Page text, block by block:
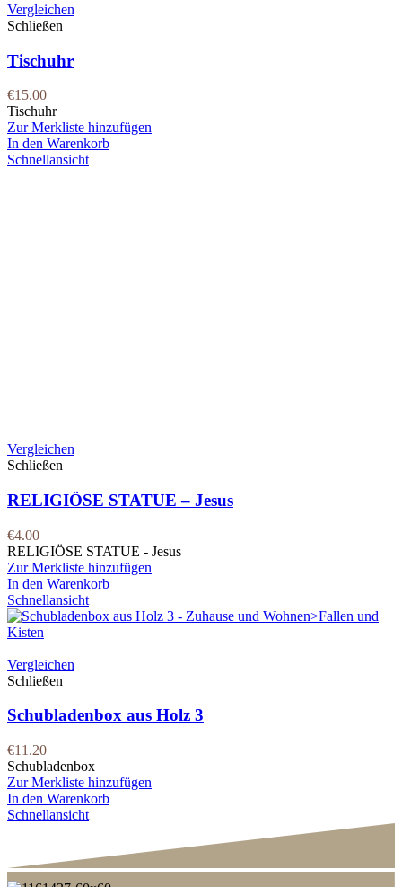
Vergleichen
Schließen
Tischuhr
€15.00
Tischuhr
Zur Merkliste hinzufügen
In den Warenkorb
Schnellansicht
Vergleichen
Schließen
RELIGIÖSE STATUE – Jesus
€4.00
RELIGIÖSE STATUE - Jesus
Zur Merkliste hinzufügen
In den Warenkorb
Schnellansicht
Vergleichen
Schließen
Schubladenbox aus Holz 3
€11.20
Schubladenbox
Zur Merkliste hinzufügen
In den Warenkorb
Schnellansicht